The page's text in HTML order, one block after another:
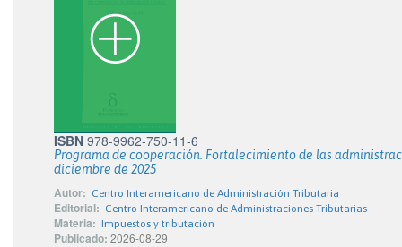
ISBN 978-9962-750-11-6
Programa de cooperación. Fortalecimiento de las
diciembre de 2025
Autor: Centro Interamericano de Administración Tributaria
Editorial: Centro Interamericano de Administraciones Tributarias
Materia: Impuestos y tributación
Publicado: 2026-08-29